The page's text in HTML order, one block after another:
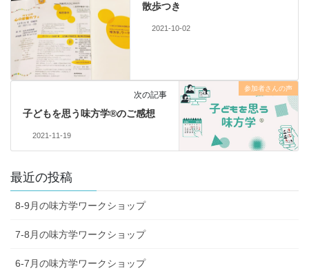
散歩つき
2021-10-02
参加者さんの声
次の記事
子どもを思う味方学®のご感想
2021-11-19
最近の投稿
8-9月の味方学ワークショップ
7-8月の味方学ワークショップ
6-7月の味方学ワークショップ